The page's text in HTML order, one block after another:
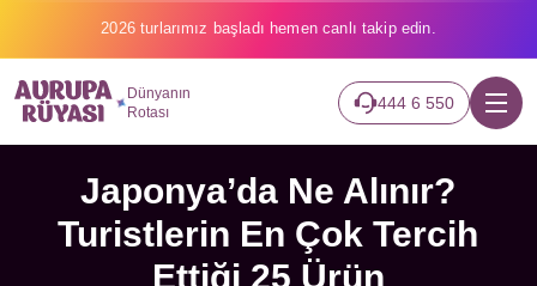
2026 turlarımız başladı hemen canlı takip edin.
Dünyanın
Rotası
444 6 550
Japonya’da Ne Alınır?
Turistlerin En Çok Tercih
Ettiği 25 Ürün